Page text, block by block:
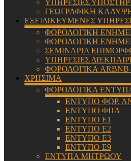
ΥΠΗΡΕΣΙΕΣ
ΓΕΩΓΡΑΦΙΚΗ
ΕΞΕΙΔΙΚΕΥΜΕΝΕΣ
ΦΟΡΟΛΟΓΙΚΗ
ΦΟΡΟΛΟΓΙΚΗ
ΣΕΜΙΝΑΡΙΑ
ΥΠΗΡΕΣΙΕΣ
ΦΟΡΟΛΟΓΙΚΑ
ΧΡΗΣΙΜΑ
ΦΟΡΟΛΟΓΙΚΑ
ΕΝΤΥΠΟ ΦΟΡ.
ΕΝΤΥΠΟ ΦΠΑ
ΕΝΤΥΠΟ Ε1
ΕΝΤΥΠΟ Ε2
ΕΝΤΥΠΟ Ε3
ΕΝΤΥΠΟ Ε9
ΕΝΤΥΠΑ ΜΗΤΡΩΟΥ